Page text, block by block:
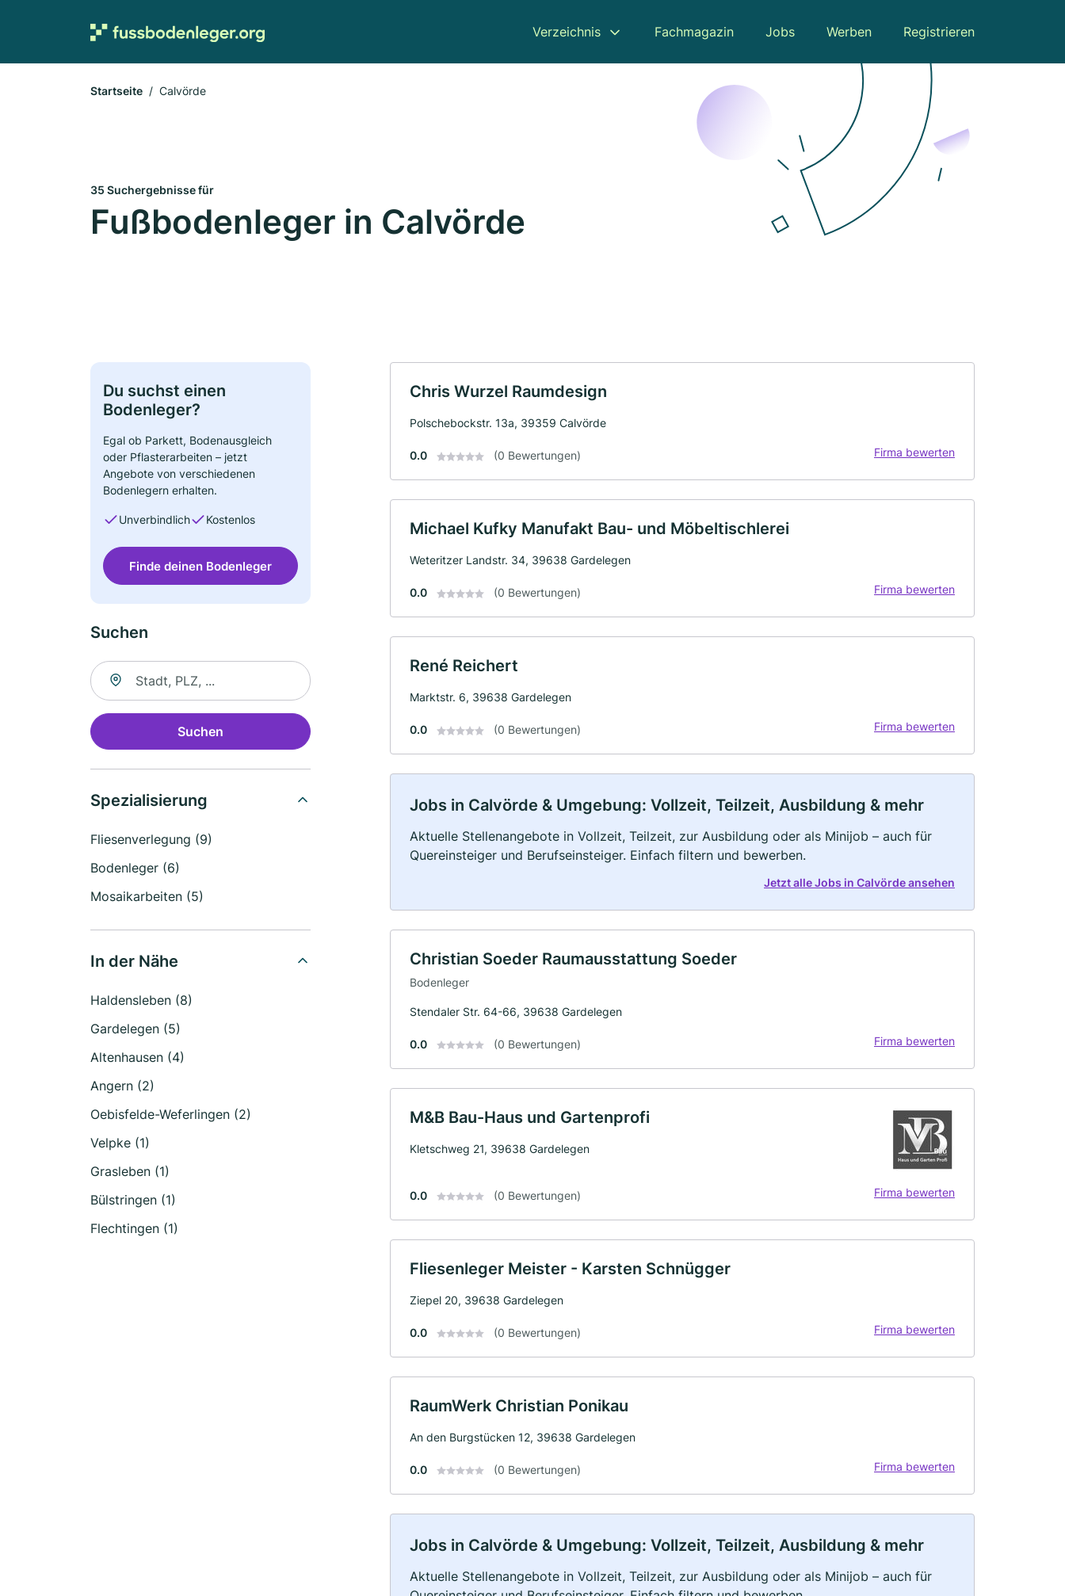
Verzeichnis Fachmagazin Jobs Werben Registrieren
Startseite Calvörde
35 Suchergebnisse für
Fußbodenleger in Calvörde
Du suchst einen
Bodenleger?
Egal ob Parkett, Bodenausgleich
oder Pflasterarbeiten – jetzt
Angebote von verschiedenen
Bodenlegern erhalten.
Unverbindlich Kostenlos
Finde deinen Bodenleger
Suchen
Suche nach Ort
Suchen
Spezialisierung
Fliesenverlegung (9)
Bodenleger (6)
Mosaikarbeiten (5)
In der Nähe
Haldensleben (8)
Gardelegen (5)
Altenhausen (4)
Angern (2)
Oebisfelde-Weferlingen (2)
Velpke (1)
Grasleben (1)
Bülstringen (1)
Flechtingen (1)
Chris Wurzel Raumdesign
Polschebockstr. 13a, 39359 Calvörde
0.0 (0 Bewertungen) Firma bewerten
Michael Kufky Manufakt Bau- und Möbeltischlerei
Weteritzer Landstr. 34, 39638 Gardelegen
0.0 (0 Bewertungen) Firma bewerten
René Reichert
Marktstr. 6, 39638 Gardelegen
0.0 (0 Bewertungen) Firma bewerten
Jobs in Calvörde & Umgebung: Vollzeit, Teilzeit, Ausbildung & mehr
Aktuelle Stellenangebote in Vollzeit, Teilzeit, zur Ausbildung oder als Minijob – auch für
Quereinsteiger und Berufseinsteiger. Einfach filtern und bewerben.
Jetzt alle Jobs in Calvörde ansehen
Christian Soeder Raumausstattung Soeder
Bodenleger
Stendaler Str. 64-66, 39638 Gardelegen
0.0 (0 Bewertungen) Firma bewerten
M&B Bau-Haus und Gartenprofi
Kletschweg 21, 39638 Gardelegen
0.0 (0 Bewertungen) Firma bewerten
Fliesenleger Meister - Karsten Schnügger
Ziepel 20, 39638 Gardelegen
0.0 (0 Bewertungen) Firma bewerten
RaumWerk Christian Ponikau
An den Burgstücken 12, 39638 Gardelegen
0.0 (0 Bewertungen) Firma bewerten
Jobs in Calvörde & Umgebung: Vollzeit, Teilzeit, Ausbildung & mehr
Aktuelle Stellenangebote in Vollzeit, Teilzeit, zur Ausbildung oder als Minijob – auch für